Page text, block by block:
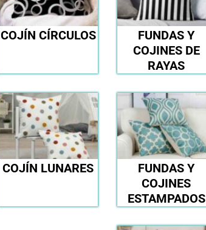
COJÍN CÍRCULOS
FUNDAS Y
COJINES DE
RAYAS
COJÍN LUNARES
FUNDAS Y
COJINES
ESTAMPADOS